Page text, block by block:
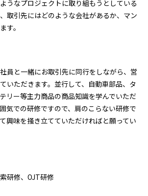
うなプロジェクトに取り組もうとしている
取引先にはどのような会社があるか、マン
す。
員と一緒にお取引先に同行をしながら、営
いただきます。並行して、自動車部品、タ
リー等主力商品の商品知識を学んでいただ
気での研修ですので、肩のこらない研修で
興味を掻き立てていただければと願ってい
研修、OJT研修